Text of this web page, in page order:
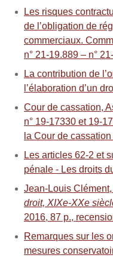
Les risques
de l’obligation de
commerciaux.
n° 21‑19.889 – n°
La contribution de
l’élaboration d’un
Cour de cassation,
n° 19-17330 et 19-
la Cour de
Les articles 62-2 et
pénale - Les droits
Jean-Louis Clément,
droit, XIXe-XXe
2016, 87 p.,
Remarques sur les
mesures